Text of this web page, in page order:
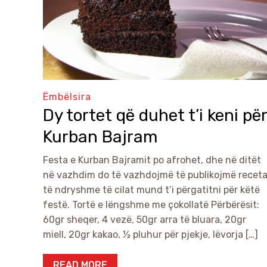
Ëmbëlsira
Dy tortet që duhet t’i keni për
Kurban Bajram
Festa e Kurban Bajramit po afrohet, dhe në ditët
në vazhdim do të vazhdojmë të publikojmë receta
të ndryshme të cilat mund t’i përgatitni për këtë
festë. Tortë e lëngshme me çokollatë Përbërësit:
60gr sheqer, 4 vezë, 50gr arra të bluara, 20gr
miell, 20gr kakao, ½ pluhur për pjekje, lëvorja […]